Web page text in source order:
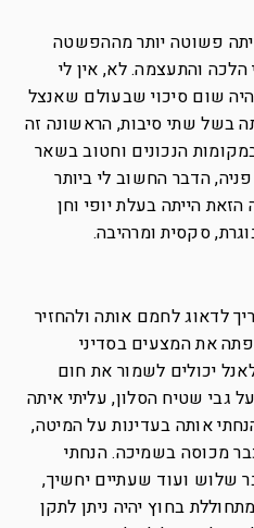
פשוטה יותר מההפשטה
והתעצמה. לא, אין לי
שום סיכוי שבעולם שאנצל
בשל שתי סיבות, הראשונה זה
הנכונים וחטוב בשאר
הדבר החשוב לי ביותר
הייתה בעלת יופי וחן
סקסית ומרהיבה.
לדאוג לחמם אותה ולהחזיר
את המצעים בסדיני
יכולים לשמור את חום
גבי שטיח הסלון, עליתי איתה
אותה בעדינות על המיטה,
מכוסה בשמיכה. הנחתי
שלוש ועוד שעתיים יחשיך,
בחוץ יהיה ניתן לתקן